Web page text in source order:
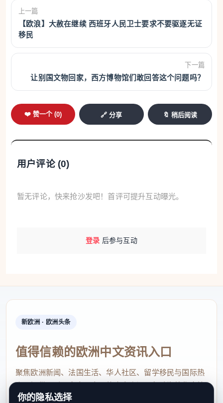
上一篇
【欧浪】大赦在继续 西班牙人民卫士要求不要驱逐无证
移民
下一篇
让别国文物回家，西方博物馆们敢回答这个问题吗？
❤️ 赞一个 (0) 🔗 分享 🔖 稍后阅读
用户评论 (0)
暂无评论，快来抢沙发吧！首评可提升互动曝光。
登录 后参与互动
新欧洲 · 欧洲头条
值得信赖的欧洲中文资讯入口
聚焦欧洲新闻、法国生活、华人社区、留学移民与国际热
点，提供及时、真实、实用的中文资讯，帮助海外华人快
速了解欧洲动态。
你的隐私选择